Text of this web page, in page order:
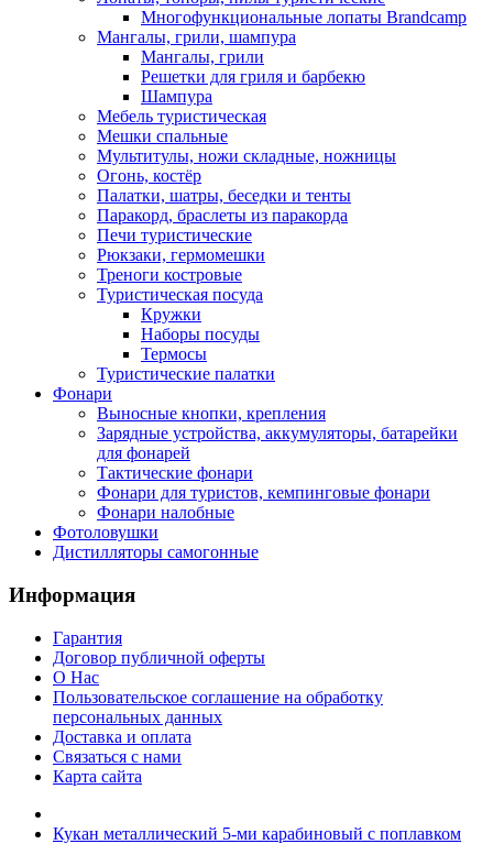
Многофункциональные лопаты Brandcamp
Мангалы, грили, шампура
Мангалы, грили
Решетки для гриля и барбекю
Шампура
Мебель туристическая
Мешки спальные
Мультитулы, ножи складные, ножницы
Огонь, костёр
Палатки, шатры, беседки и тенты
Паракорд, браслеты из паракорда
Печи туристические
Рюкзаки, гермомешки
Треноги костровые
Туристическая посуда
Кружки
Наборы посуды
Термосы
Туристические палатки
Фонари
Выносные кнопки, крепления
Зарядные устройства, аккумуляторы, батарейки
для фонарей
Тактические фонари
Фонари для туристов, кемпинговые фонари
Фонари налобные
Фотоловушки
Дистилляторы самогонные
Информация
Гарантия
Договор публичной оферты
О Нас
Пользовательское соглашение на обработку
персональных данных
Доставка и оплата
Связаться с нами
Карта сайта
Кукан металлический 5-ми карабиновый с поплавком